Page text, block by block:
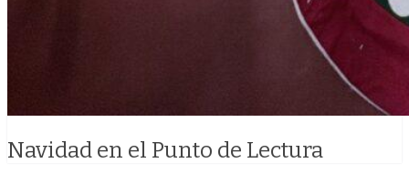
Navidad en el Punto de Lectura